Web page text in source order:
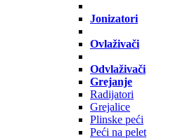
Jonizatori
Ovlaživači
Odvlaživači
Grejanje
Radijatori
Grejalice
Plinske peći
Peći na pelet